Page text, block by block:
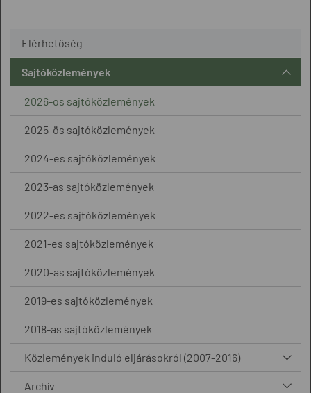
Elérhetőség
Sajtóközlemények
2026-os sajtóközlemények
2025-ös sajtóközlemények
2024-es sajtóközlemények
2023-as sajtóközlemények
2022-es sajtóközlemények
2021-es sajtóközlemények
2020-as sajtóközlemények
2019-es sajtóközlemények
2018-as sajtóközlemények
Közlemények induló eljárásokról (2007-2016)
Archív